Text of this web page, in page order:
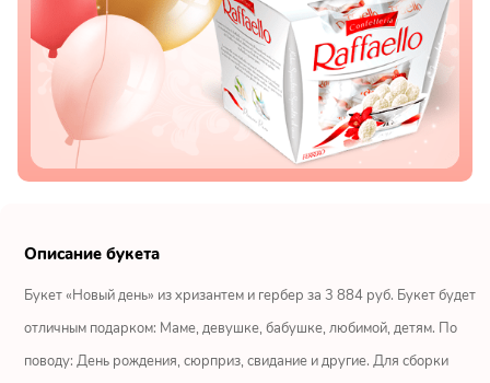
Лилии
Орхидеи
Тюльпаны
Альстромерии
Описание букета
Букет «Новый день» из хризантем и гербер за 3 884 руб. Букет будет
отличным подарком: Маме, девушке, бабушке, любимой, детям. По
поводу: День рождения, сюрприз, свидание и другие. Для сборки